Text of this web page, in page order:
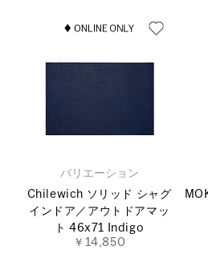
バリエーション
Chilewich ソリッド シャグ
インドア／アウトドアマッ
ト 46x71 Indigo
￥14,850